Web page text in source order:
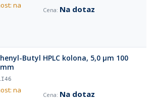
na
Na dotaz
Butyl HPLC kolona, 5,0 µm 100
na
Na dotaz